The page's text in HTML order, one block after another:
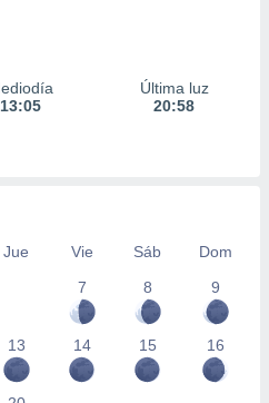
13:05
Última luz
20:58
Jue Vie Sáb
Dom
7
8 9
13 14 15 16